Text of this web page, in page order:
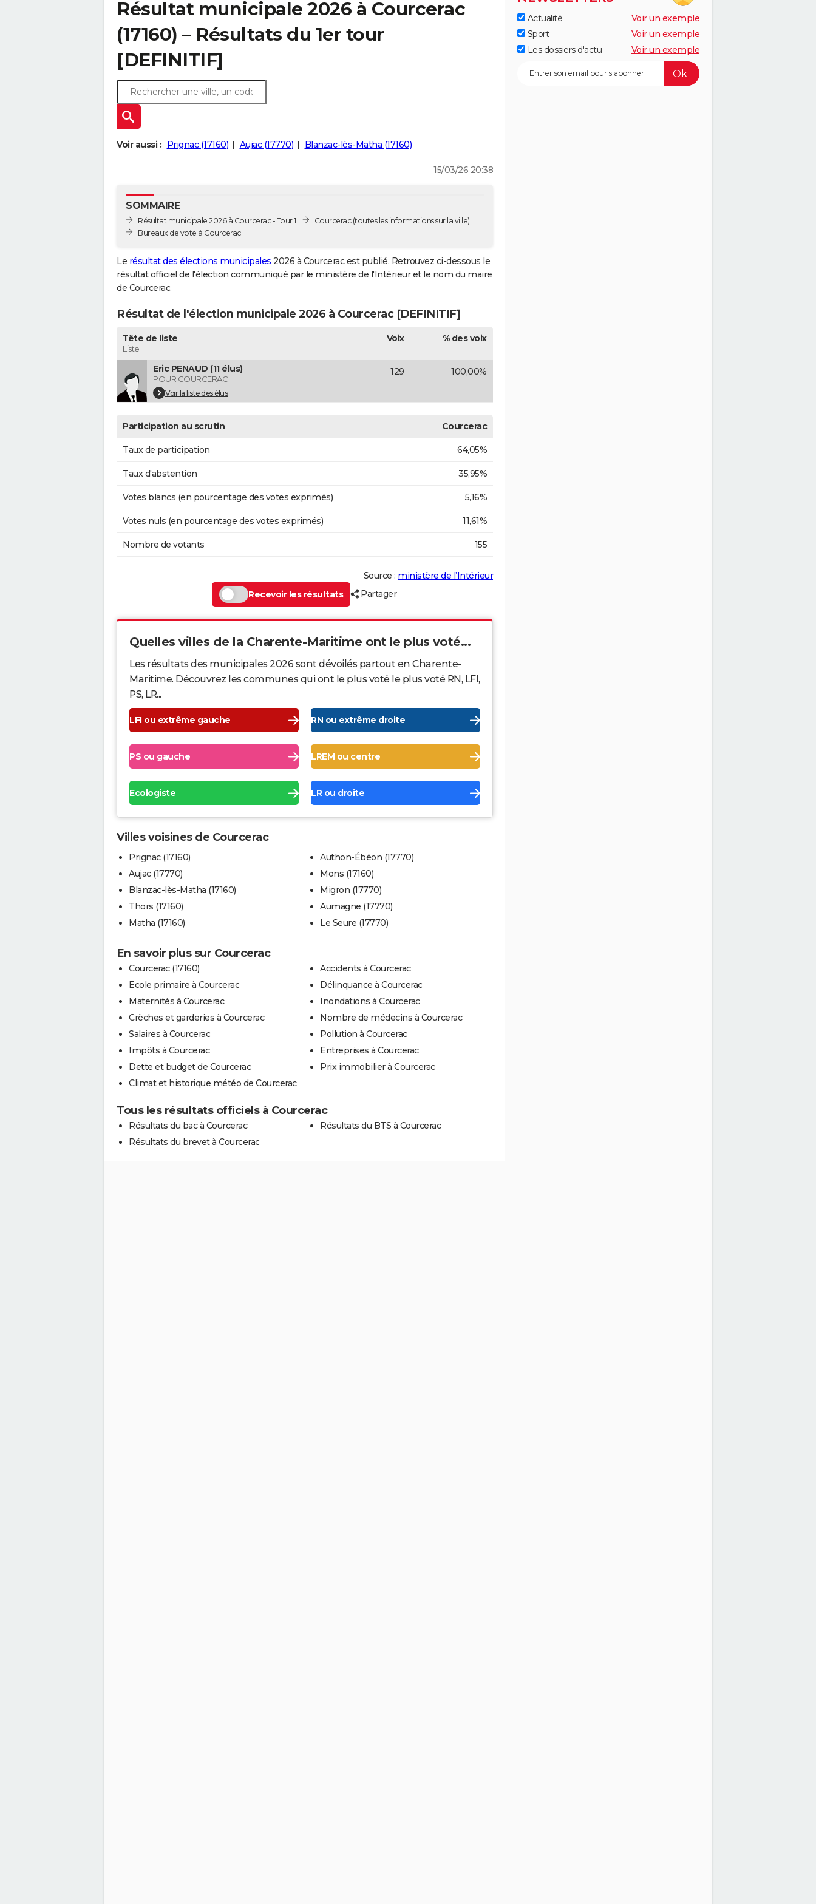
Résultat municipale 2026 à Courcerac
(17160) – Résultats du 1er tour
[DEFINITIF]
Voir aussi : Prignac (17160) Aujac (17770) Blanzac-lès-Matha (17160)
15/03/26 20:38
SOMMAIRE
Résultat municipale 2026 à Courcerac - Tour 1
Bureaux de vote à Courcerac
Courcerac(toutes les informations sur la ville)
Le résultat des élections municipales 2026 à Courcerac est publié. Retrouvez ci-dessous le
résultat officiel de l'élection communiqué par le ministère de l'Intérieur et le nom du maire
de Courcerac.
Résultat de l'élection municipale 2026 à Courcerac [DEFINITIF]
Tête de liste
Liste
Voix % des voix
Eric PENAUD (11 élus)
POUR COURCERAC
Voir la liste des élus
129 100,00%
Participation au scrutin Courcerac
Taux de participation 64,05%
Taux d'abstention 35,95%
Votes blancs (en pourcentage des votes exprimés) 5,16%
Votes nuls (en pourcentage des votes exprimés) 11,61%
Nombre de votants 155
Source : ministère de l’Intérieur
Recevoir les résultats
Partager
Quelles villes de la Charente-Maritime ont le plus voté...
Les résultats des municipales 2026 sont dévoilés partout en Charente-
Maritime. Découvrez les communes qui ont le plus voté le plus voté RN, LFI,
PS, LR...
LFI ou extrême gauche RN ou extrême droite
PS ou gauche LREM ou centre
Ecologiste LR ou droite
Villes voisines de Courcerac
Prignac (17160)
Aujac (17770)
Blanzac-lès-Matha (17160)
Thors (17160)
Matha (17160)
Authon-Ébéon (17770)
Mons (17160)
Migron (17770)
Aumagne (17770)
Le Seure (17770)
En savoir plus sur Courcerac
Courcerac (17160)
Ecole primaire à Courcerac
Maternités à Courcerac
Crèches et garderies à Courcerac
Salaires à Courcerac
Impôts à Courcerac
Dette et budget de Courcerac
Climat et historique météo de Courcerac
Accidents à Courcerac
Délinquance à Courcerac
Inondations à Courcerac
Nombre de médecins à Courcerac
Pollution à Courcerac
Entreprises à Courcerac
Prix immobilier à Courcerac
Tous les résultats officiels à Courcerac
Résultats du bac à Courcerac
Résultats du brevet à Courcerac
Résultats du BTS à Courcerac
Actualité
Voir un exemple
Sport
Voir un exemple
Les dossiers d'actu
Voir un exemple